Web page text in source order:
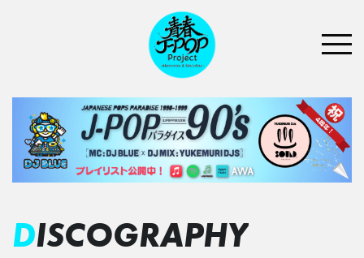
DISCOGRAPHY